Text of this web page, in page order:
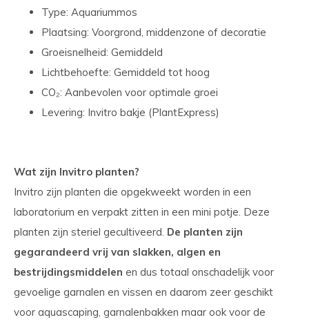
Type: Aquariummos
Plaatsing: Voorgrond, middenzone of decoratie
Groeisnelheid: Gemiddeld
Lichtbehoefte: Gemiddeld tot hoog
CO₂: Aanbevolen voor optimale groei
Levering: Invitro bakje (PlantExpress)
Wat zijn Invitro planten?
Invitro zijn planten die opgekweekt worden in een
laboratorium en verpakt zitten in een mini potje. Deze
planten zijn steriel gecultiveerd. De planten zijn
gegarandeerd vrij van slakken, algen en
bestrijdingsmiddelen en dus totaal onschadelijk voor
gevoelige garnalen en vissen en daarom zeer geschikt
voor aquascaping, garnalenbakken maar ook voor de